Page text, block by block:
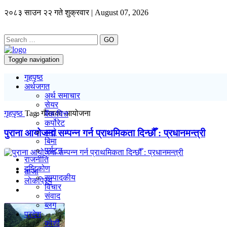
२०८३ साउन २२ गते शुक्रवार | August 07, 2026
GO
Toggle navigation
गृहपृष्ठ
अर्थजगत
अर्थ समाचार
सेयर
बैंक/वित्त
कर्पोरेट
अटो
बिमा
पर्यटन
राजनीति
दृष्टिकोण
सम्पादकीय
विचार
संवाद
ब्लग
प्रदेश
कोशी
गृहपृष्ठ Tag:गौरवका आयोजना
पुराना आयोजना सम्पन्न गर्न प्राथमिकता दिन्छौँ : प्रधानमन्त्री
ताजा
लाेकप्रिय